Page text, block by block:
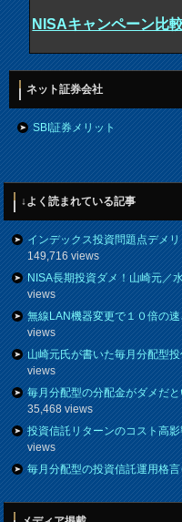
NISAキャンペーン比
ネット証券会社
SBI証券メリット
↓よく読まれている記事
インデックス投資問題点デメ
149,716 views
NISA長期投資ダメ！山崎元／
views
無線LAN機器変更で１０倍の
views
山崎元氏が書いた毎月分配型
views
毎月分配型の分配金がダメだ
35,468 views
投資信託リターンのコスト高
views
毎月分配型の投資信託運用格